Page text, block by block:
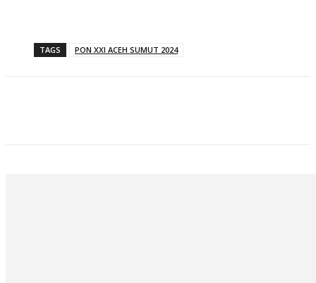
TAGS PON XXI ACEH SUMUT 2024